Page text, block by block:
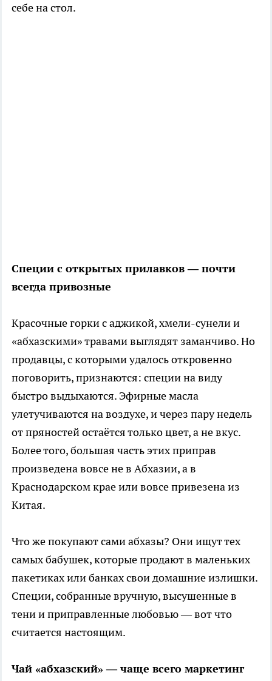
себе на стол.
Специи с открытых прилавков — почти
всегда привозные
Красочные горки с аджикой, хмели-сунели и
«абхазскими» травами выглядят заманчиво. Но
продавцы, с которыми удалось откровенно
поговорить, признаются: специи на виду
быстро выдыхаются. Эфирные масла
улетучиваются на воздухе, и через пару недель
от пряностей остаётся только цвет, а не вкус.
Более того, большая часть этих приправ
произведена вовсе не в Абхазии, а в
Краснодарском крае или вовсе привезена из
Китая.
Что же покупают сами абхазы? Они ищут тех
самых бабушек, которые продают в маленьких
пакетиках или банках свои домашние излишки.
Специи, собранные вручную, высушенные в
тени и приправленные любовью — вот что
считается настоящим.
Чай «абхазский» — чаще всего маркетинг